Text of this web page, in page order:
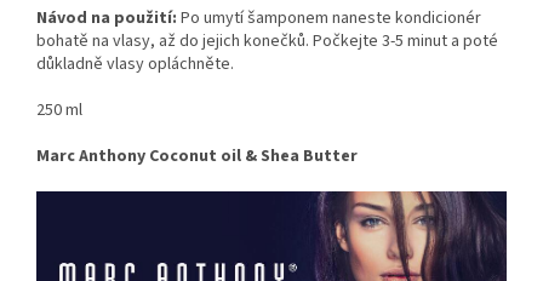
Návod na použití: Po umytí šamponem naneste kondicionér
bohatě na vlasy, až do jejich konečků. Počkejte 3-5 minut a poté
důkladně vlasy opláchněte.
250 ml
Marc Anthony Coconut oil & Shea Butter